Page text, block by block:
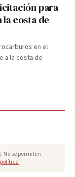
para
costa de
en el
a la costa de
No se permiten